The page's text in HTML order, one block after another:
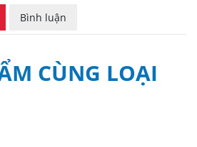
Bình luận
CÙNG LOẠI